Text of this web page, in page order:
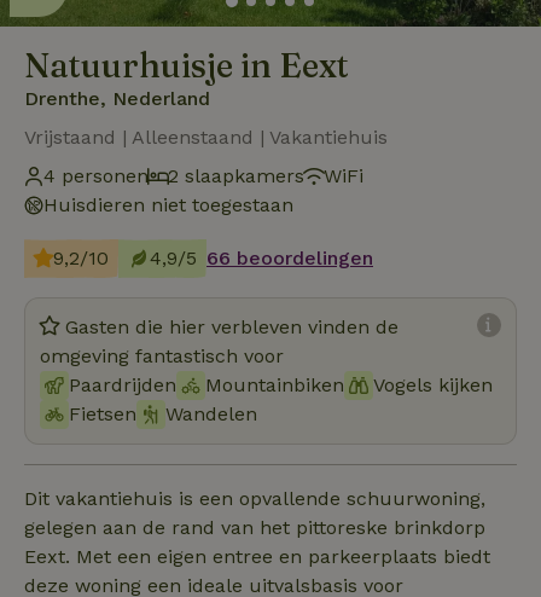
Natuurhuisje in Eext
Drenthe, Nederland
Vrijstaand | Alleenstaand | Vakantiehuis
4 personen
2 slaapkamers
WiFi
Huisdieren niet toegestaan
9,2/10 4,9/5 66 beoordelingen
Gasten die hier verbleven vinden de
omgeving fantastisch voor
Paardrijden
Mountainbiken
Vogels kijken
Fietsen
Wandelen
Dit vakantiehuis is een opvallende schuurwoning,
gelegen aan de rand van het pittoreske brinkdorp
Eext. Met een eigen entree en parkeerplaats biedt
deze woning een ideale uitvalsbasis voor